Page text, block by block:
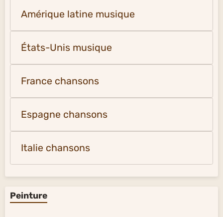
Amérique latine musique
États-Unis musique
France chansons
Espagne chansons
Italie chansons
Peinture